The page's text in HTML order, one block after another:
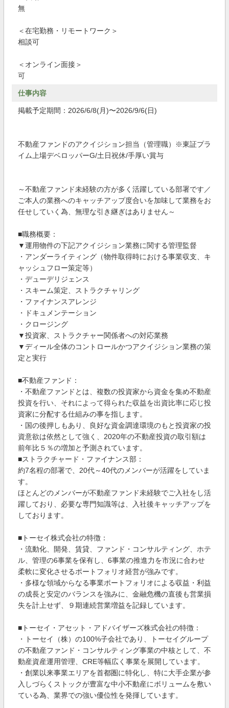
無
＜在宅勤務・リモートワーク＞
相談可
＜オンライン面接＞
可
仕事内容
掲載予定期間：2026/6/8(月)〜2026/9/6(日)
不動産ファンドのアクイジション担当（管理職）※東証プラ
イム上場デベロッパーG/土日祝休/手厚い賞与
～不動産ファンド未経験の方が多く活躍している部署です／
ご本人の業務へのキャッチアップ度合いを加味して業務をお
任せしていく為、無理な引き継ぎはありません～
■職務概要：
▼運用物件の下記アクイジション業務に関する管理監督
・アンダーライティング（物件取得時における事業収支、キ
ャッシュフロー策定等）
・デューデリジェンス
・スキーム策定、ストラクチャリング
・ファイナンスアレンジ
・ドキュメンテーション
・クロージング
▼投資家、ストラクチャー関係者への対応業務
▼ディール全体のコントロールかつアクイジション業務の策
定と実行
■不動産ファンド：
・不動産ファンドとは、複数の投資家から資金を集め不動産
投資を行い、それによって得られた収益を出資比率に応じ投
資家に分配する仕組みの事を指します。
・国の後押しもあり、良好な資金調達環境のもと投資家の投
資意欲は依然として強く、2020年の不動産投資の取引額は
前年比５％の増加と予測されています。
■ストラクチャード・ファイナンス部：
約7名程の部署で、20代～40代のメンバーが活躍をしていま
す。
ほとんどのメンバーが不動産ファンド未経験でご入社をし活
躍しており、必要な専門知識等は、入社後キャッチアップを
しております。
■トーセイ株式会社の特徴：
・流動化、開発、賃貸、ファンド・コンサルティング、ホテ
ル、管理の6事業を保有し、6事業の推進力を市況に合わせ
柔軟に変化させるポートフォリオ経営が強みです。
・多様な領域からなる事業ポートフォリオによる収益・利益
の成長と安定のバランスを強みに、金融危機の直後も営業損
失を計上せず、９期連続営業増益を記録しています。
■トーセイ・アセット・アドバイザーズ株式会社の特徴：
・トーセイ（株）の100%子会社であり、トーセイグループ
の不動産ファンド・コンサルティング事業の中核として、不
動産資産運用管理、CRE等幅広く事業を展開しています。
・創業以来事業エリアを首都圏に特化し、特に大手企業が参
入しづらくストックが豊富な中小不動産にボリュームを敷い
ている為、業界での強い優位性を発揮しています。